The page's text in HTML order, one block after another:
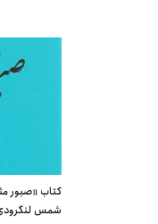
کتاب «صبور
شمس